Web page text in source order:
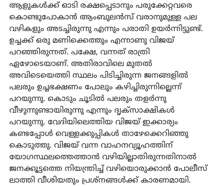
ആളുകള്‍ക്ക് ഓടി രക്ഷപ്പെടാനും പരുക്കേറ്റവരെ
കൊണ്ടുപോകാന്‍ ആംബുലന്‍സ് വരാനുമുള്ള പല
വഴികളും അടച്ചിരുന്നു എന്നും പരാതി ഉയര്‍ന്നിട്ടുണ്ട്.
ഉച്ചക്ക് ഒരു മണിക്കെത്തും എന്നാണു വിജയ്
പറഞ്ഞിരുന്നത്. പക്ഷേ, വന്നത് രാത്രി
ഏഴോടെയാണ്. അതിരാവിലെ മുതല്‍
അവിടെയെത്തി സ്ഥലം പിടിച്ചിരുന്ന ജനങ്ങളില്‍
പലരും ഉച്ചഭക്ഷണം പോലും കഴിച്ചിരുന്നില്ലെന്ന്
പറയുന്നു. കൊടും ചൂടില്‍ പലരും തളര്‍ന്നു
വീഴുന്നുണ്ടായിരുന്നു എന്നും ദൃക്സാക്ഷികള്‍
പറയുന്നു. വേദിയിലെത്തിയ വിജയ് ഇക്കാര്യം
കണ്ടപ്പോള്‍ വെള്ളക്കുപ്പികള്‍ താഴേക്കെറിഞ്ഞു
കൊടുത്തു. വിജയ് വന്ന വാഹനവ്യൂഹത്തിന്
യോഗസ്ഥലത്തെത്താന്‍ വഴിയില്ലാതിരുന്നതിനാല്‍
ജനക്കൂട്ടത്തെ നിയന്ത്രിച്ച് വഴിയൊരുക്കാന്‍ പോലീസ്
ലാത്തി വീശിയതും പ്രശ്‌നങ്ങള്‍ക്ക് കാരണമായി.